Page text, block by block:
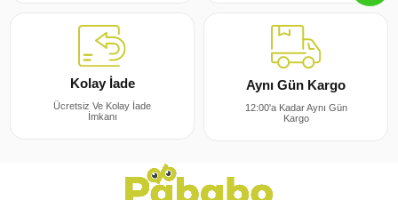
Kolay İade
Ücretsiz Ve Kolay İade
İmkanı
Aynı Gün Kargo
12:00'a Kadar Aynı Gün
Kargo